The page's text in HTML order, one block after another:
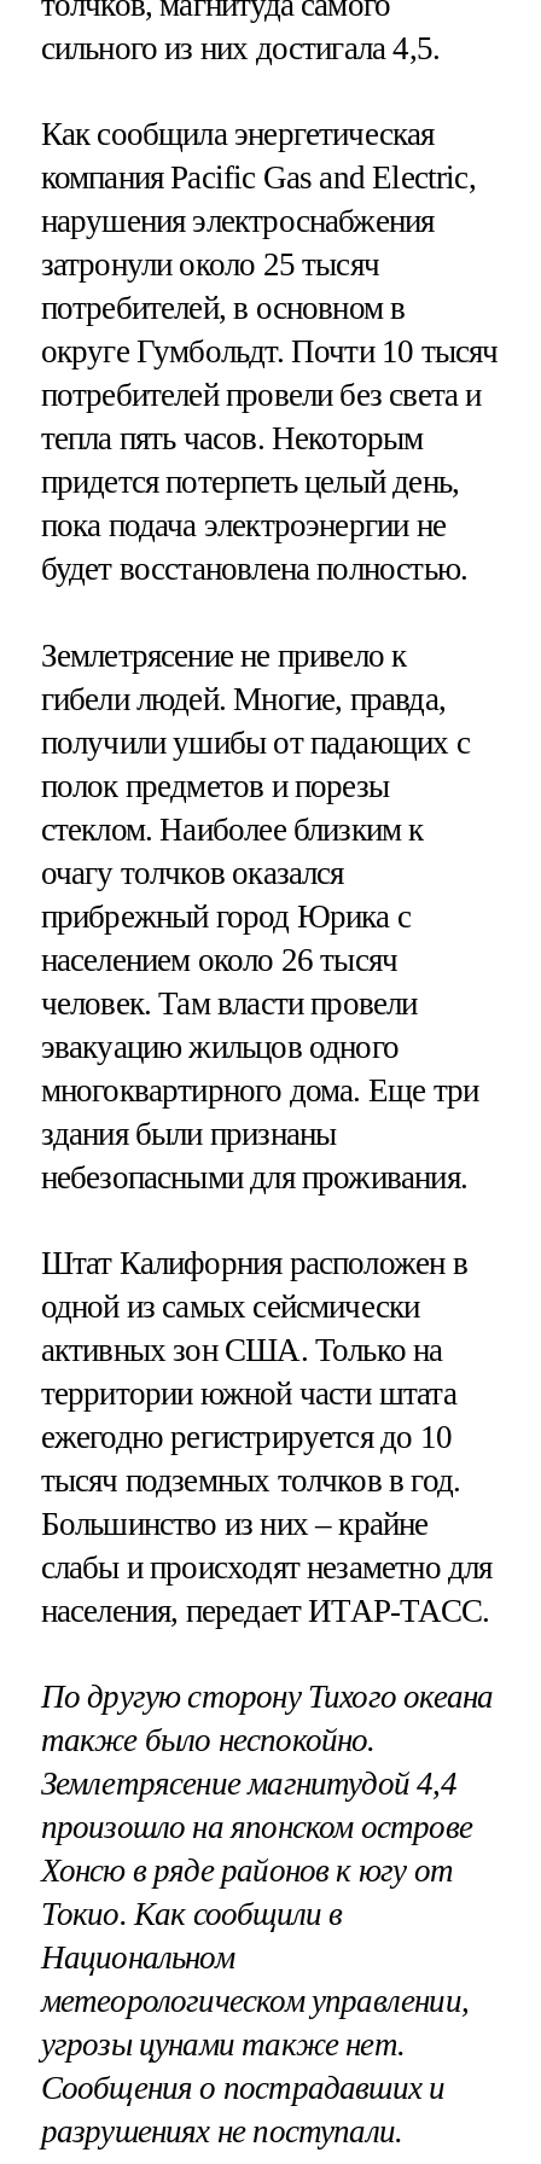
сильного из них достигала 4,5.
Как сообщила энергетическая
компания Pacific Gas and Electric,
нарушения электроснабжения
затронули около 25 тысяч
потребителей, в основном в
округе Гумбольдт. Почти 10 тысяч
потребителей провели без света и
тепла пять часов. Некоторым
придется потерпеть целый день,
пока подача электроэнергии не
будет восстановлена полностью.
Землетрясение не привело к
гибели людей. Многие, правда,
получили ушибы от падающих с
полок предметов и порезы
стеклом. Наиболее близким к
очагу толчков оказался
прибрежный город Юрика с
населением около 26 тысяч
человек. Там власти провели
эвакуацию жильцов одного
многоквартирного дома. Еще три
здания были признаны
небезопасными для проживания.
Штат Калифорния расположен в
одной из самых сейсмически
активных зон США. Только на
территории южной части штата
ежегодно регистрируется до 10
тысяч подземных толчков в год.
Большинство из них – крайне
слабы и происходят незаметно для
населения, передает ИТАР-ТАСС.
По другую сторону Тихого океана
также было неспокойно.
Землетрясение магнитудой 4,4
произошло на японском острове
Хонсю в ряде районов к югу от
Токио. Как сообщили в
Национальном
метеорологическом управлении,
угрозы цунами также нет.
Сообщения о пострадавших и
разрушениях не поступали.